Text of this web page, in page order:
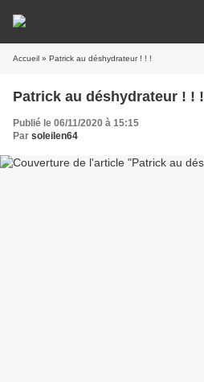
Accueil » Patrick au déshydrateur ! ! !
Patrick au déshydrateur ! ! !
Publié le 06/11/2020 à 15:15
Par soleilen64